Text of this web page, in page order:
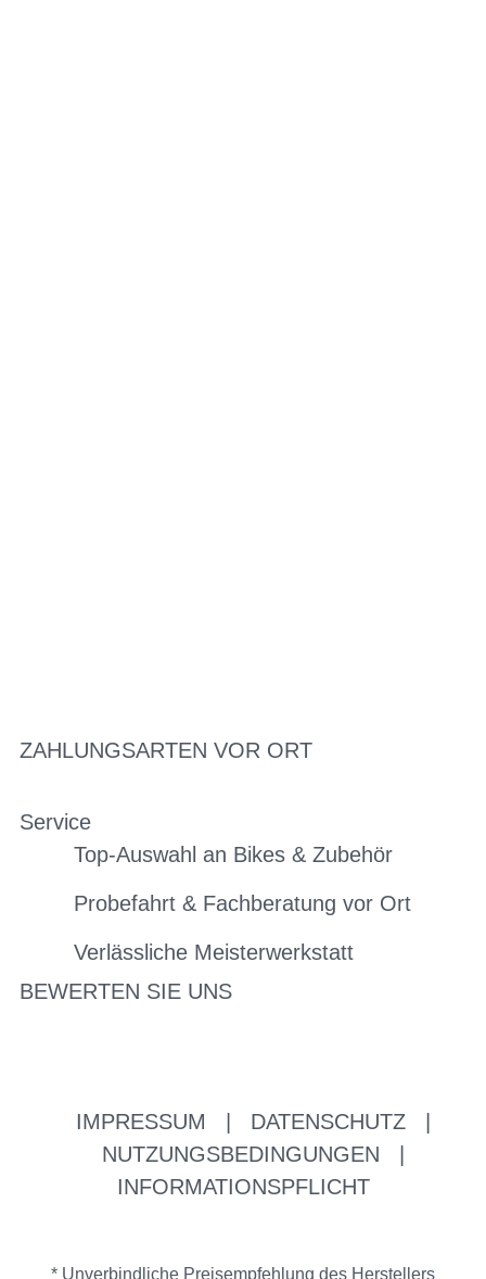
ZAHLUNGSARTEN VOR ORT
Service
Top-Auswahl an Bikes & Zubehör
Probefahrt & Fachberatung vor Ort
Verlässliche Meisterwerkstatt
BEWERTEN SIE UNS
IMPRESSUM DATENSCHUTZ
NUTZUNGSBEDINGUNGEN
INFORMATIONSPFLICHT
* Unverbindliche Preisempfehlung des Herstellers